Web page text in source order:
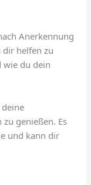
Anerkennung
dir helfen zu
wie du dein
genießen. Es
und kann dir